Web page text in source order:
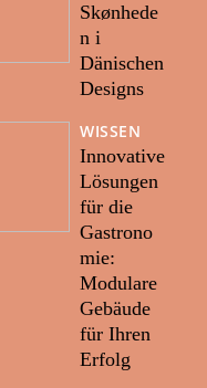
Skønhede
n i
Dänischen
Designs
WISSEN
Innovative
Lösungen
für die
Gastrono
mie:
Modulare
Gebäude
für Ihren
Erfolg